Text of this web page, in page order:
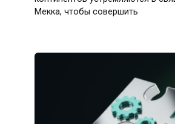
Мекка, чтобы совершить